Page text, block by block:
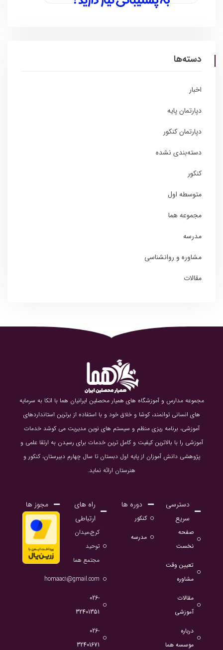
دسته‌ها
اخبار
دپارتمان پایه
دپارتمان کنکور
دسته‌بندی نشده
کنکور
متوسطه اول
مجموعه هما
مدرسه
مشاوره و روانشناسی
مقالات
مجموعه مدارس و آموزشگاه های همیار محصلین ایرانیان هما با اتکا به سرمایه
های انسانی توانمند، کوشا و خلاق خود و با استفاده از برترین استانداردهای
آموزشی، برنامه ریزی منظم و سیستم های نوین مدیریت می کوشد خدمات
آموزشی را با بالاترین کیفیت و کامل ترین خدمات برای رسیدن به ارتقا علمی و
پژوهشی دانش آموزان از پایه اول دبستان تا سال چهارم دبیرستان، کنکور و
هنرستان ارائه نماید.
دسترسی
سریع
صفحه
نخست
تعیین وقت
مشاوره
مقالات
آموزشی
درباره
موسسه هما
دوره ها
کنکور
مدرسه
راه های
ارتباطی
کرج،میدان
توحید
مجتمع هما
homaac1@gmail.com
026-
32401351
026-
32401671
مجوز ها